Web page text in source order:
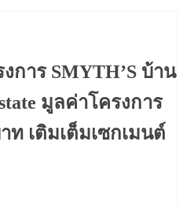
การ SMYTH’S บ้าน
มูลค่าโครงการ
ท เติมเต็มเซกเมนต์